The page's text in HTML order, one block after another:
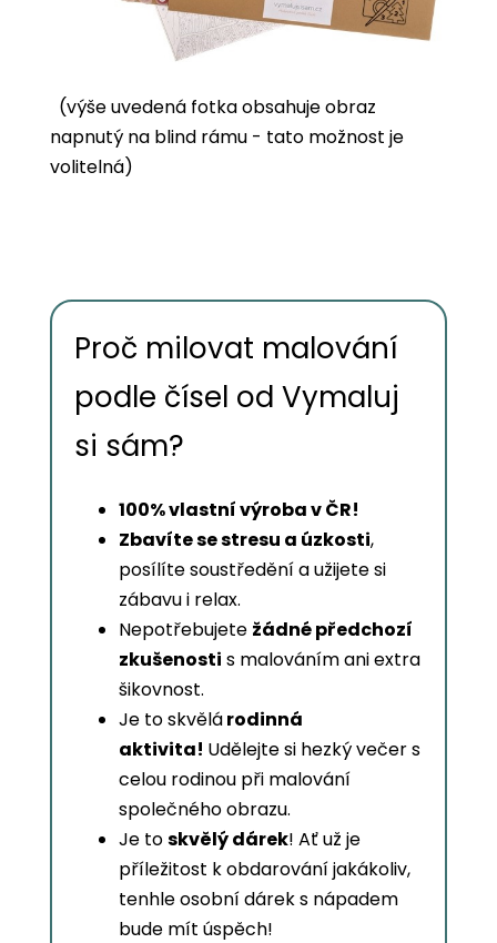
(výše uvedená fotka obsahuje obraz
napnutý na blind rámu - tato možnost je
volitelná)
Proč milovat malování
podle čísel od Vymaluj
si sám?
100% vlastní výroba v ČR!
Zbavíte se stresu a úzkosti,
posílíte soustředění a užijete si
zábavu i relax.
Nepotřebujete žádné předchozí
zkušenosti s malováním ani extra
šikovnost.
Je to skvělárodinná
aktivita! Udělejte si hezký večer s
celou rodinou při malování
společného obrazu.
Je toskvělý dárek! Ať už je
příležitost k obdarování jakákoliv,
tenhle osobní dárek s nápadem
bude mít úspěch!